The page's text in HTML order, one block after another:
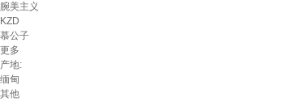
腕美主义
KZD
慕公子
更多
产地:
缅甸
其他